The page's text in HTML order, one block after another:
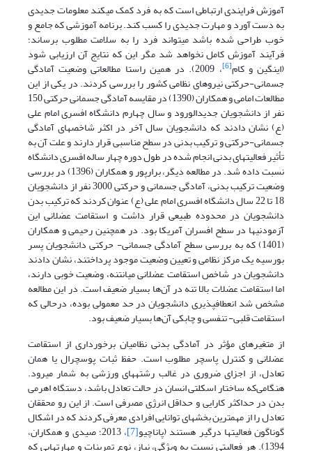
آموزش فرایندی ارتباطی است که به فرد کمک می­کند معلومات جدیدی
به دست آورد و مهارت جدیدی را کسب کند. برنامه آموزشی که جامع و
خوب طراحی شده باشد می­تواند فرد را به سلامت مطلوب برساند؛
فرآیند آموزش کامل نخواهد شد مگر این که نتایج آن ارزیابی شود
(اینگین و کام[6] ، 2009). در همین راستا مطالعاتی وضعیت آمادگی
جسمانی-حرکتی نیروهای نظامی کشور را بررسی کردند. در یکی از این
مطالعات امامی و همکاران (1390) در مقایسه آمادگی جسمانی حرکتی 150
نفر از دانشجویان جدیدالورود و سال چهارم دانشگاه افسری امام علی
(ع) نشان دادند که دانشجویان سال آخر در اکثر شاخص­های آمادگی
جسمانی-حرکتی و ترکیب بدنی در سطح مناسبی قرار دارند و علت آن به
تأثیر فعالیت­های بدنی انجام شده در طول دوره چهار ساله افسری دانشگاه
نسبت داده شد. در مطالعه دیگر، برارپور و همکاران (1396) در بررسی
وضعیت ترکیب بدنی، آمادگی جسمانی و حرکتی 3000 نفر از دانشجویان
18 تا 22 سال دانشگاه افسری امام علی (ع) عنوان کردند که ترکیب بدن
دانشجویان در محدوده طبیعی قرار داشت و استقامت عضلانی این
آزمودنی­ها در سطح افسران آمریکا بود. در همچنین رحیمی و همکاران
(1401) که به بررسی سطح آمادگی جسمانی- حرکتی دانشجویان پسر
بورسیه یک مرکز نظامی و تعیین وضعیت موجود پرداختند، نشان دادند
دانشجویان در شاخص استقامت عضلانی میان­تنه، وضعیت خوبی دارند،
اما استقامت عضلات بالا تنه در آن‌ها بسیار ضعیف است. در این مطالعه
مشخص شد انعطاف­پذیری دانشجویان در حد معمولی بوده، درحالی که
استقامت قلبی- تنفسی و چابکی آن‌ها بسیار ضعیف بود.
از متغیرهای مؤثر در آمادگی بدنی نظامیان برخورداری از استقامت
عضلانی و کنترل پاسچر مطلوب است. حفظ ثبات پوسچرال یا همان
تعادل، از اجزای ضروری در غالب رشته­های ورزشی به شمار می­رود.
هنگامی‌که ساختار اسکلتی انسان در حالت تعادل باشد، دستگاه اهرمی
بدن در حداکثر کارایی و حداقل انرژی مصرفی است. از این رو محققان
تعادل را از مهمترین بخش­های توانایی افرادی معرفی کردند که در اشکال
گوناگون فعالیت­ها درگیر هستند (پاناچیو[7] ، 2013؛ صیدی و همکاران،
1394). هر فعالیتی نسبت به ویژگی، نیاز، نوع تمرینات و مهارت­هایی که